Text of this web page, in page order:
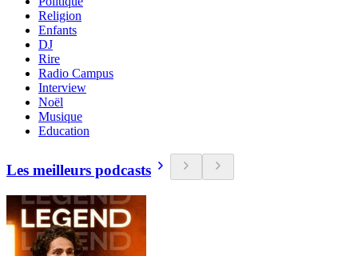
Religion
Enfants
DJ
Rire
Radio Campus
Interview
Noël
Musique
Education
Les meilleurs podcasts